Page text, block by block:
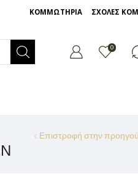
ΚΟΜΜΩΤΗΡΙΑ ΣΧΟΛΕΣ
0
Επιστροφή στην